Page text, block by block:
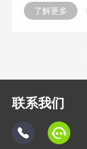
了解更多
联系我们